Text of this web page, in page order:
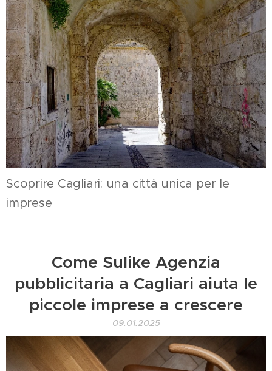
Scoprire Cagliari: una città unica per le
imprese
Come Sulike Agenzia
pubblicitaria a Cagliari aiuta le
piccole imprese a crescere
09.01.2025